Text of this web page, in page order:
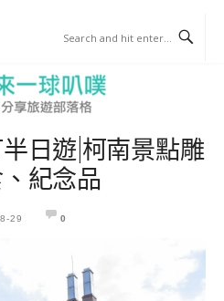
日遊|柯南景點雕
紀念品
29 0